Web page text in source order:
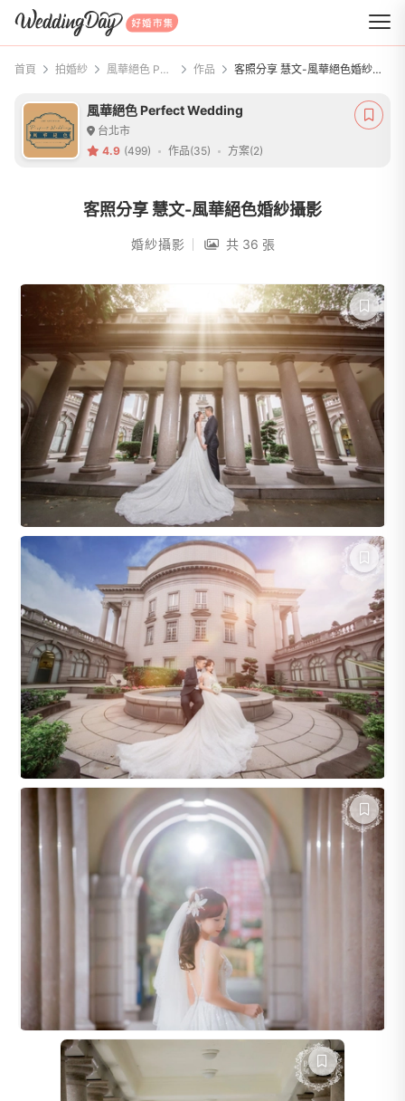
WeddingDay 好婚市集
首頁 拍婚紗 風華絕色 Perfect Wedding 作品 客照分享 慧文-風華絕色婚紗攝影
風華絕色 Perfect Wedding
台北市
4.9 (499) 作品(35) 方案(2)
客照分享 慧文-風華絕色婚紗攝影
婚紗攝影 共 36 張